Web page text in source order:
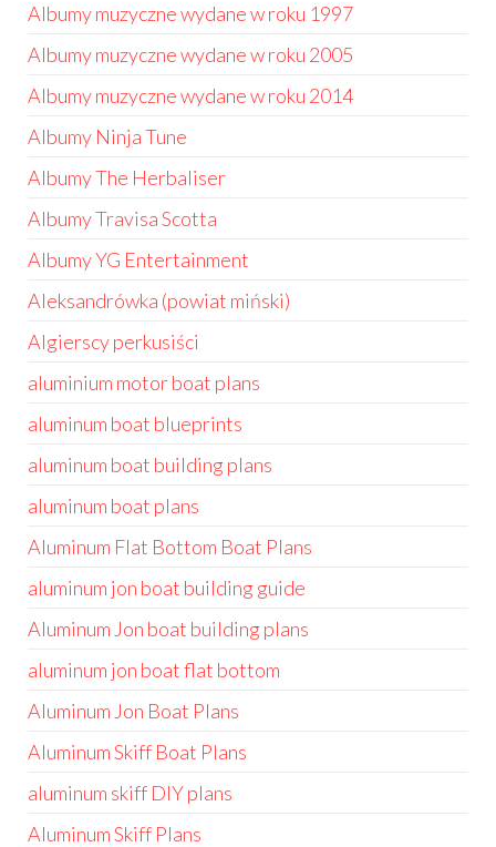
Albumy muzyczne wydane w roku 1997
Albumy muzyczne wydane w roku 2005
Albumy muzyczne wydane w roku 2014
Albumy Ninja Tune
Albumy The Herbaliser
Albumy Travisa Scotta
Albumy YG Entertainment
Aleksandrówka (powiat miński)
Algierscy perkusiści
aluminium motor boat plans
aluminum boat blueprints
aluminum boat building plans
aluminum boat plans
Aluminum Flat Bottom Boat Plans
aluminum jon boat building guide
Aluminum Jon boat building plans
aluminum jon boat flat bottom
Aluminum Jon Boat Plans
Aluminum Skiff Boat Plans
aluminum skiff DIY plans
Aluminum Skiff Plans